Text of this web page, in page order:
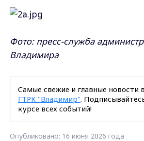
Фото: пресс-служба
Владимира
Самые свежие и главные новости
ГТРК "Владимир".
курсе всех событий!
Опубликовано: 16 июня 2026 года